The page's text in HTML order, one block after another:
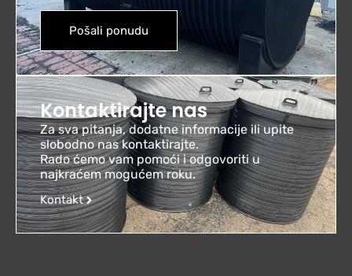
Pošali ponudu
Kontaktirajte nas
Za sva pitanja, dodatne informacije ili upite
slobodno nas kontaktirajte.
Rado ćemo vam pomoći i odgovoriti u
najkraćem mogućem roku.
Kontakt